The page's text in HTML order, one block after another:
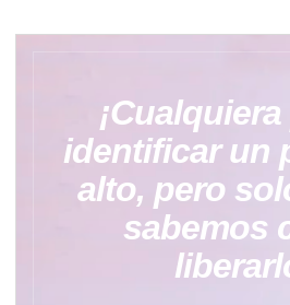
identificar un
alto, pero
sabemos